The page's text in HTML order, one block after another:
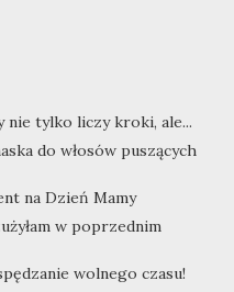
tylko liczy kroki, ale...
do włosów puszących
na Dzień Mamy
w poprzednim
wolnego czasu!